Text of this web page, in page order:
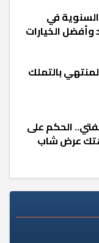
السنوية في
وأفضل الخيارات
بالتملك
الحكم على
عرض شاب